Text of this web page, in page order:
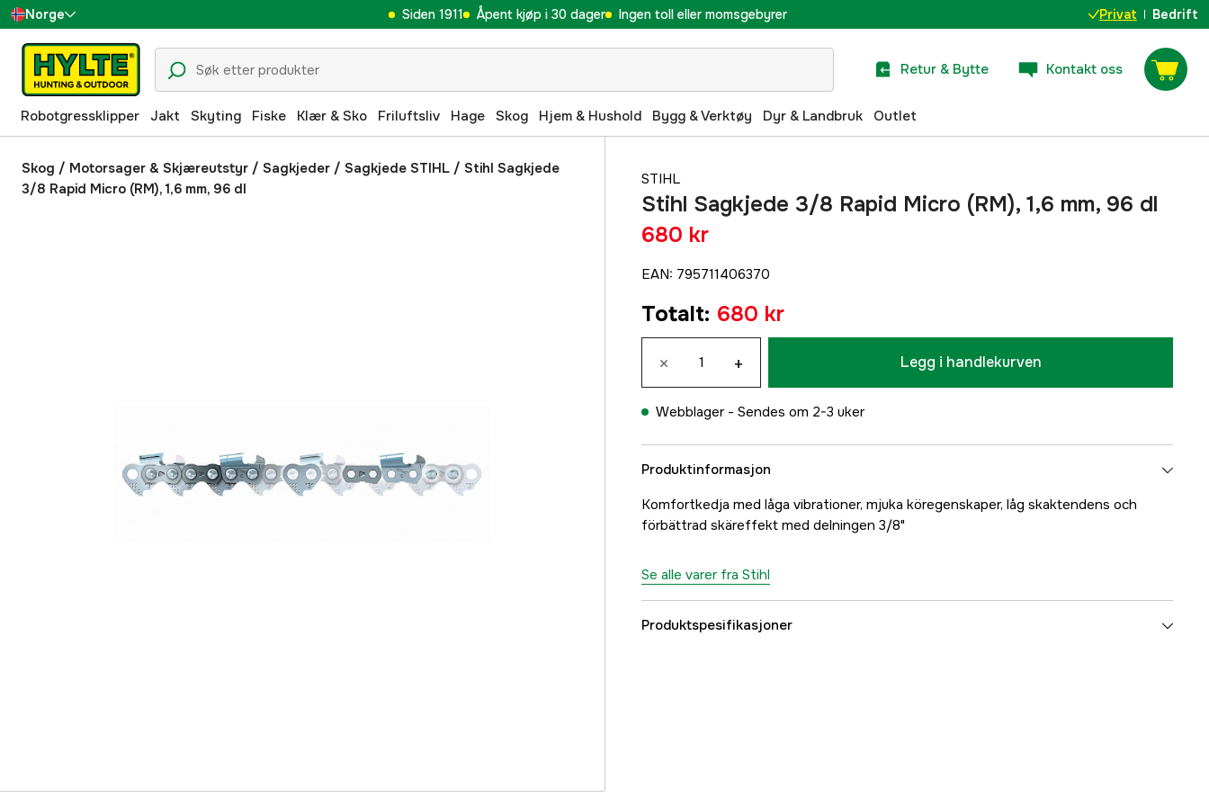
Norge
Sverige
Danmark
Suomi
Deutschland
Siden 1911 Åpent kjøp i 30 dager Ingen toll eller momsgebyrer Privat Bedrift
Retur & Bytte Kontakt oss
Robotgressklipper Jakt Skyting Fiske Klær & Sko Friluftsliv Hage Skog Hjem & Hushold Bygg & Verktøy Dyr & Landbruk Outlet
Skog / Motorsager & Skjæreutstyr / Sagkjeder / Sagkjede STIHL / Stihl Sagkjede
3/8 Rapid Micro (RM), 1,6 mm, 96 dl
STIHL
Stihl Sagkjede 3/8 Rapid Micro (RM), 1,6 mm, 96 dl
680 kr
EAN: 795711406370
Totalt: 680 kr
× + Legg i handlekurven
Webblager - Sendes om 2-3 uker
Produktinformasjon
Komfortkedja med låga vibrationer, mjuka köregenskaper, låg skaktendens och
förbättrad skäreffekt med delningen 3/8"
Se alle varer fra Stihl
Produktspesifikasjoner